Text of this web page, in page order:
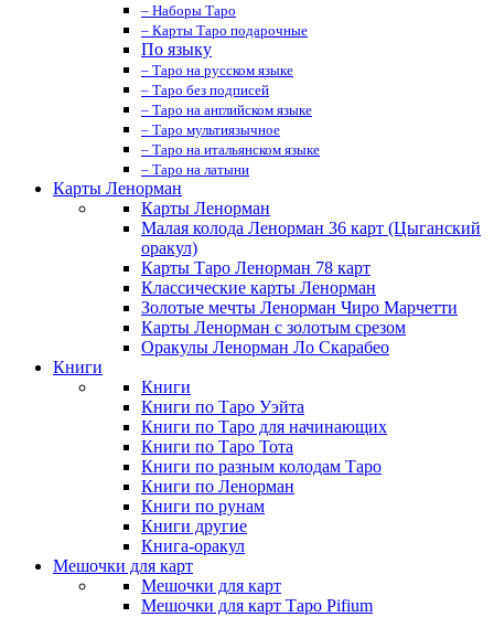
– Наборы Таро
– Карты Таро подарочные
По языку
– Таро на русском языке
– Таро без подписей
– Таро на английском языке
– Таро мультиязычное
– Таро на итальянском языке
– Таро на латыни
Карты Ленорман
Карты Ленорман
Малая колода Ленорман 36 карт (Цыганский
оракул)
Карты Таро Ленорман 78 карт
Классические карты Ленорман
Золотые мечты Ленорман Чиро Марчетти
Карты Ленорман с золотым срезом
Оракулы Ленорман Ло Скарабео
Книги
Книги
Книги по Таро Уэйта
Книги по Таро для начинающих
Книги по Таро Тота
Книги по разным колодам Таро
Книги по Ленорман
Книги по рунам
Книги другие
Книга-оракул
Мешочки для карт
Мешочки для карт
Мешочки для карт Таро Pifium